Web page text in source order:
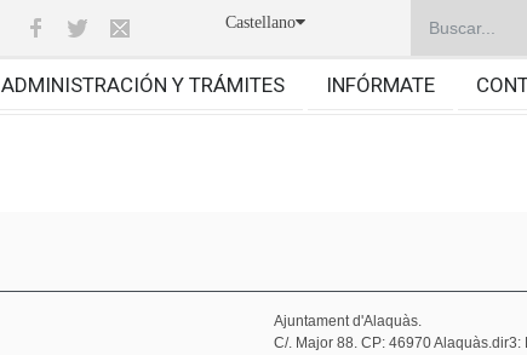
Castellano
ADMINISTRACIÓN Y TRÁMITES INFÓRMATE
Ajuntament d'Alaquàs.
C/. Major 88. CP: 46970 Alaquàs.dir3: